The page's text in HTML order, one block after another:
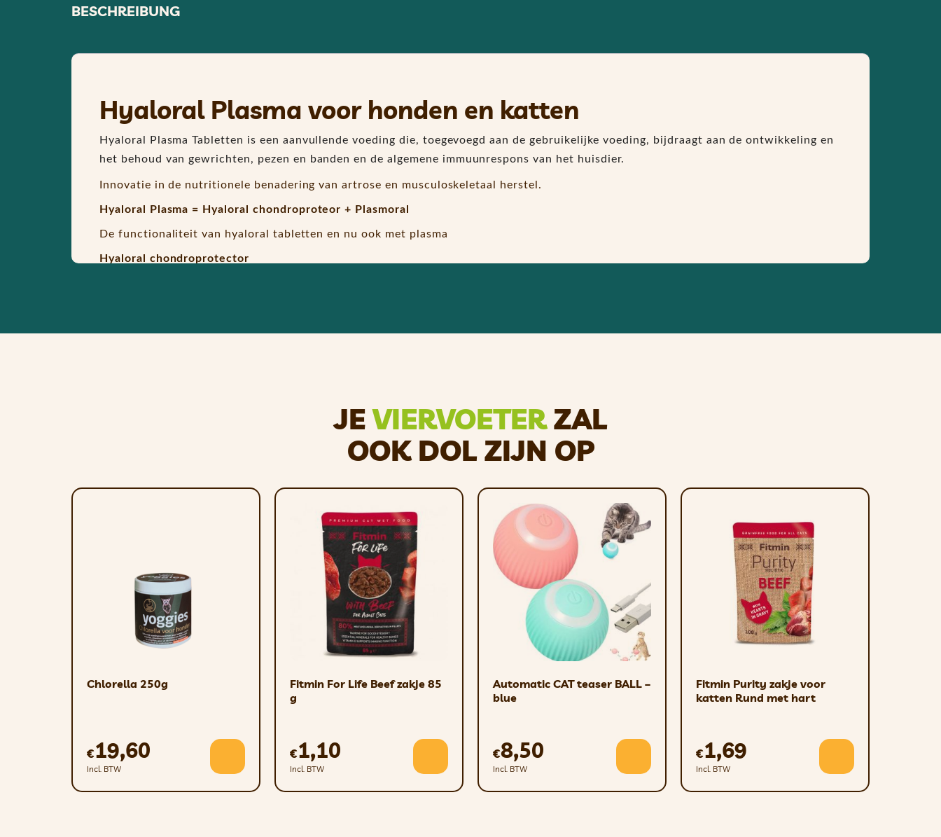
BESCHREIBUNG
Hyaloral Plasma voor honden en katten
Hyaloral Plasma Tabletten is een aanvullende voeding die, toegevoegd aan de gebruikelijke voeding, bijdraagt aan de ontwikkeling en
het behoud van gewrichten, pezen en banden en de algemene immuunrespons van het huisdier.
Innovatie in de nutritionele benadering van artrose en musculoskeletaal herstel.
Hyaloral Plasma = Hyaloral chondroproteor + Plasmoral
De functionaliteit van hyaloral tabletten en nu ook met plasma
Hyaloral chondroprotector
– Specifieke voedingsstoffen voor het behoud en de remodellering van musculoskeletaal weefsel; kraakbeen (chondroprotectie),
Plasmoral (Plasma proteins 100mg/tablets)
– Plasma-eiwitten dragen bij aan een verhoogde microbiële diversiteit en de rijping van lymfeweefsel, waardoor de immuunrespons
Musculoskeletal System
– Spieren – Fascia – Pezen – Kraakbeen – Botten – Ligamenten
Indications
– Fibrillaire ruptuur; Tendinopathieën en chondropathieën; Ligamentruptuur; Hernia; Postoperatief; Fracturen; Patellaluxaties
– Oraal complex rijk aan plasma-eiwitten
– Effectief bij weefselherstel
– Draagt bij aan een snel herstel na een operatie
– Vermindering van het gebruik van gelijktijdige pijnstillers
JEVIERVOETERZAL
OOK DOL ZIJN OP
Chlorella 250g
€19,60
Incl. BTW
Fitmin For Life Beef zakje 85
g
€1,10
Incl. BTW
Automatic CAT teaser BALL –
blue
€8,50
Incl. BTW
Fitmin Purity zakje voor
katten Rund met hart
€1,69
Incl. BTW